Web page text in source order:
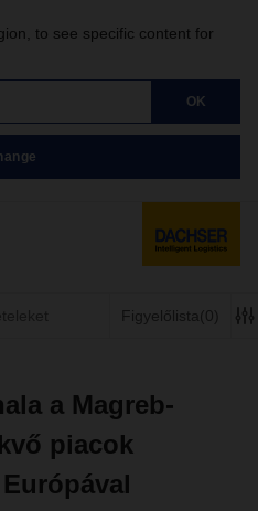
to see specific content for
OK
Figyelőlista (0)
a Magreb-
piacok